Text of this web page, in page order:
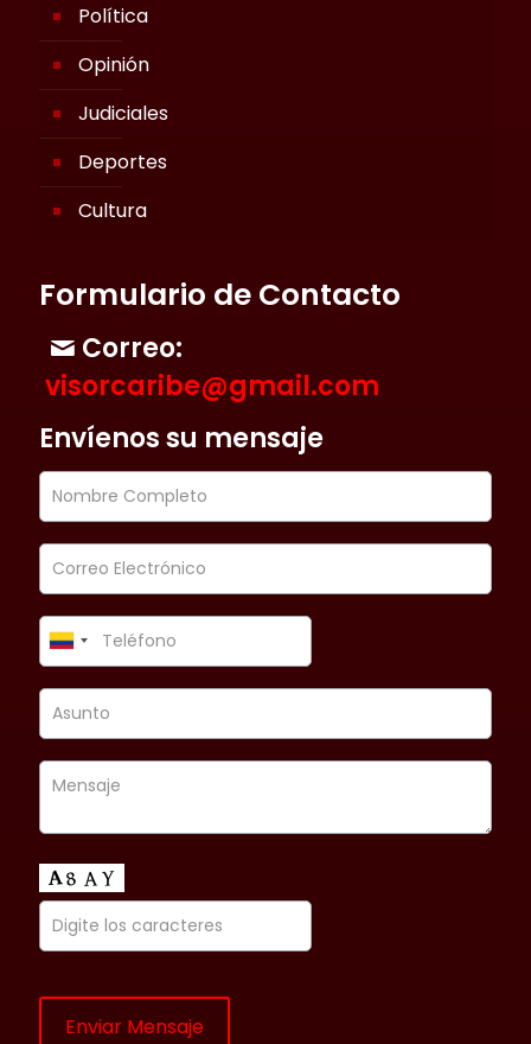
Política
Opinión
Judiciales
Deportes
Cultura
Formulario de Contacto
Correo:
visorcaribe@gmail.com
Envíenos su mensaje